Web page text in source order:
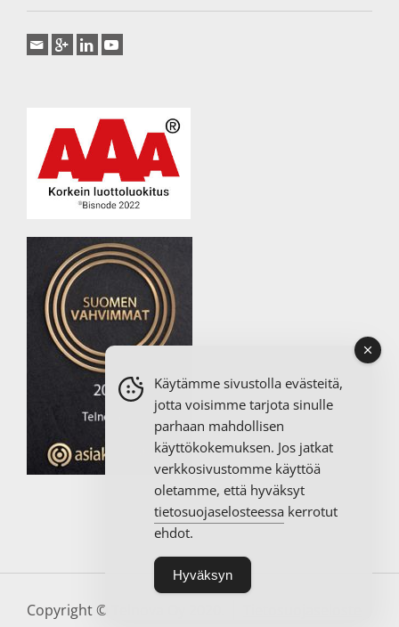
Copyright © Telnova Oy 2020.
Käytämme sivustolla evästeitä,
jotta voisimme tarjota sinulle
parhaan mahdollisen
käyttökokemuksen. Jos jatkat
verkkosivustomme käyttöä
oletamme, että hyväksyt
tietosuojaselosteessa kerrotut
ehdot.
Hyväksyn